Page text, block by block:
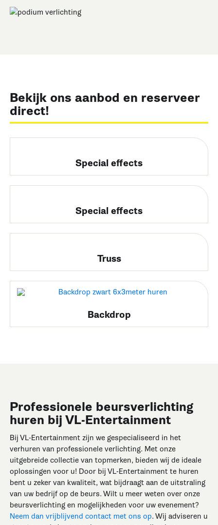
Bekijk ons aanbod en reserveer
direct!
Special effects
Special effects
Truss
Backdrop
Professionele beursverlichting
huren bij VL-Entertainment
Bij VL-Entertainment zijn we gespecialiseerd in het
verhuren van professionele verlichting. Met onze
uitgebreide collectie van topmerken, bieden wij de ideale
oplossingen voor u! Door bij VL-Entertainment te huren
bent u zeker van kwaliteit, wat bijdraagt aan de uitstraling
van uw bedrijf op de beurs. Wilt u meer weten over onze
beursverlichting en mogelijkheden voor uw evenement?
Neem dan vrijblijvend contact met ons op. Wij adviseren u